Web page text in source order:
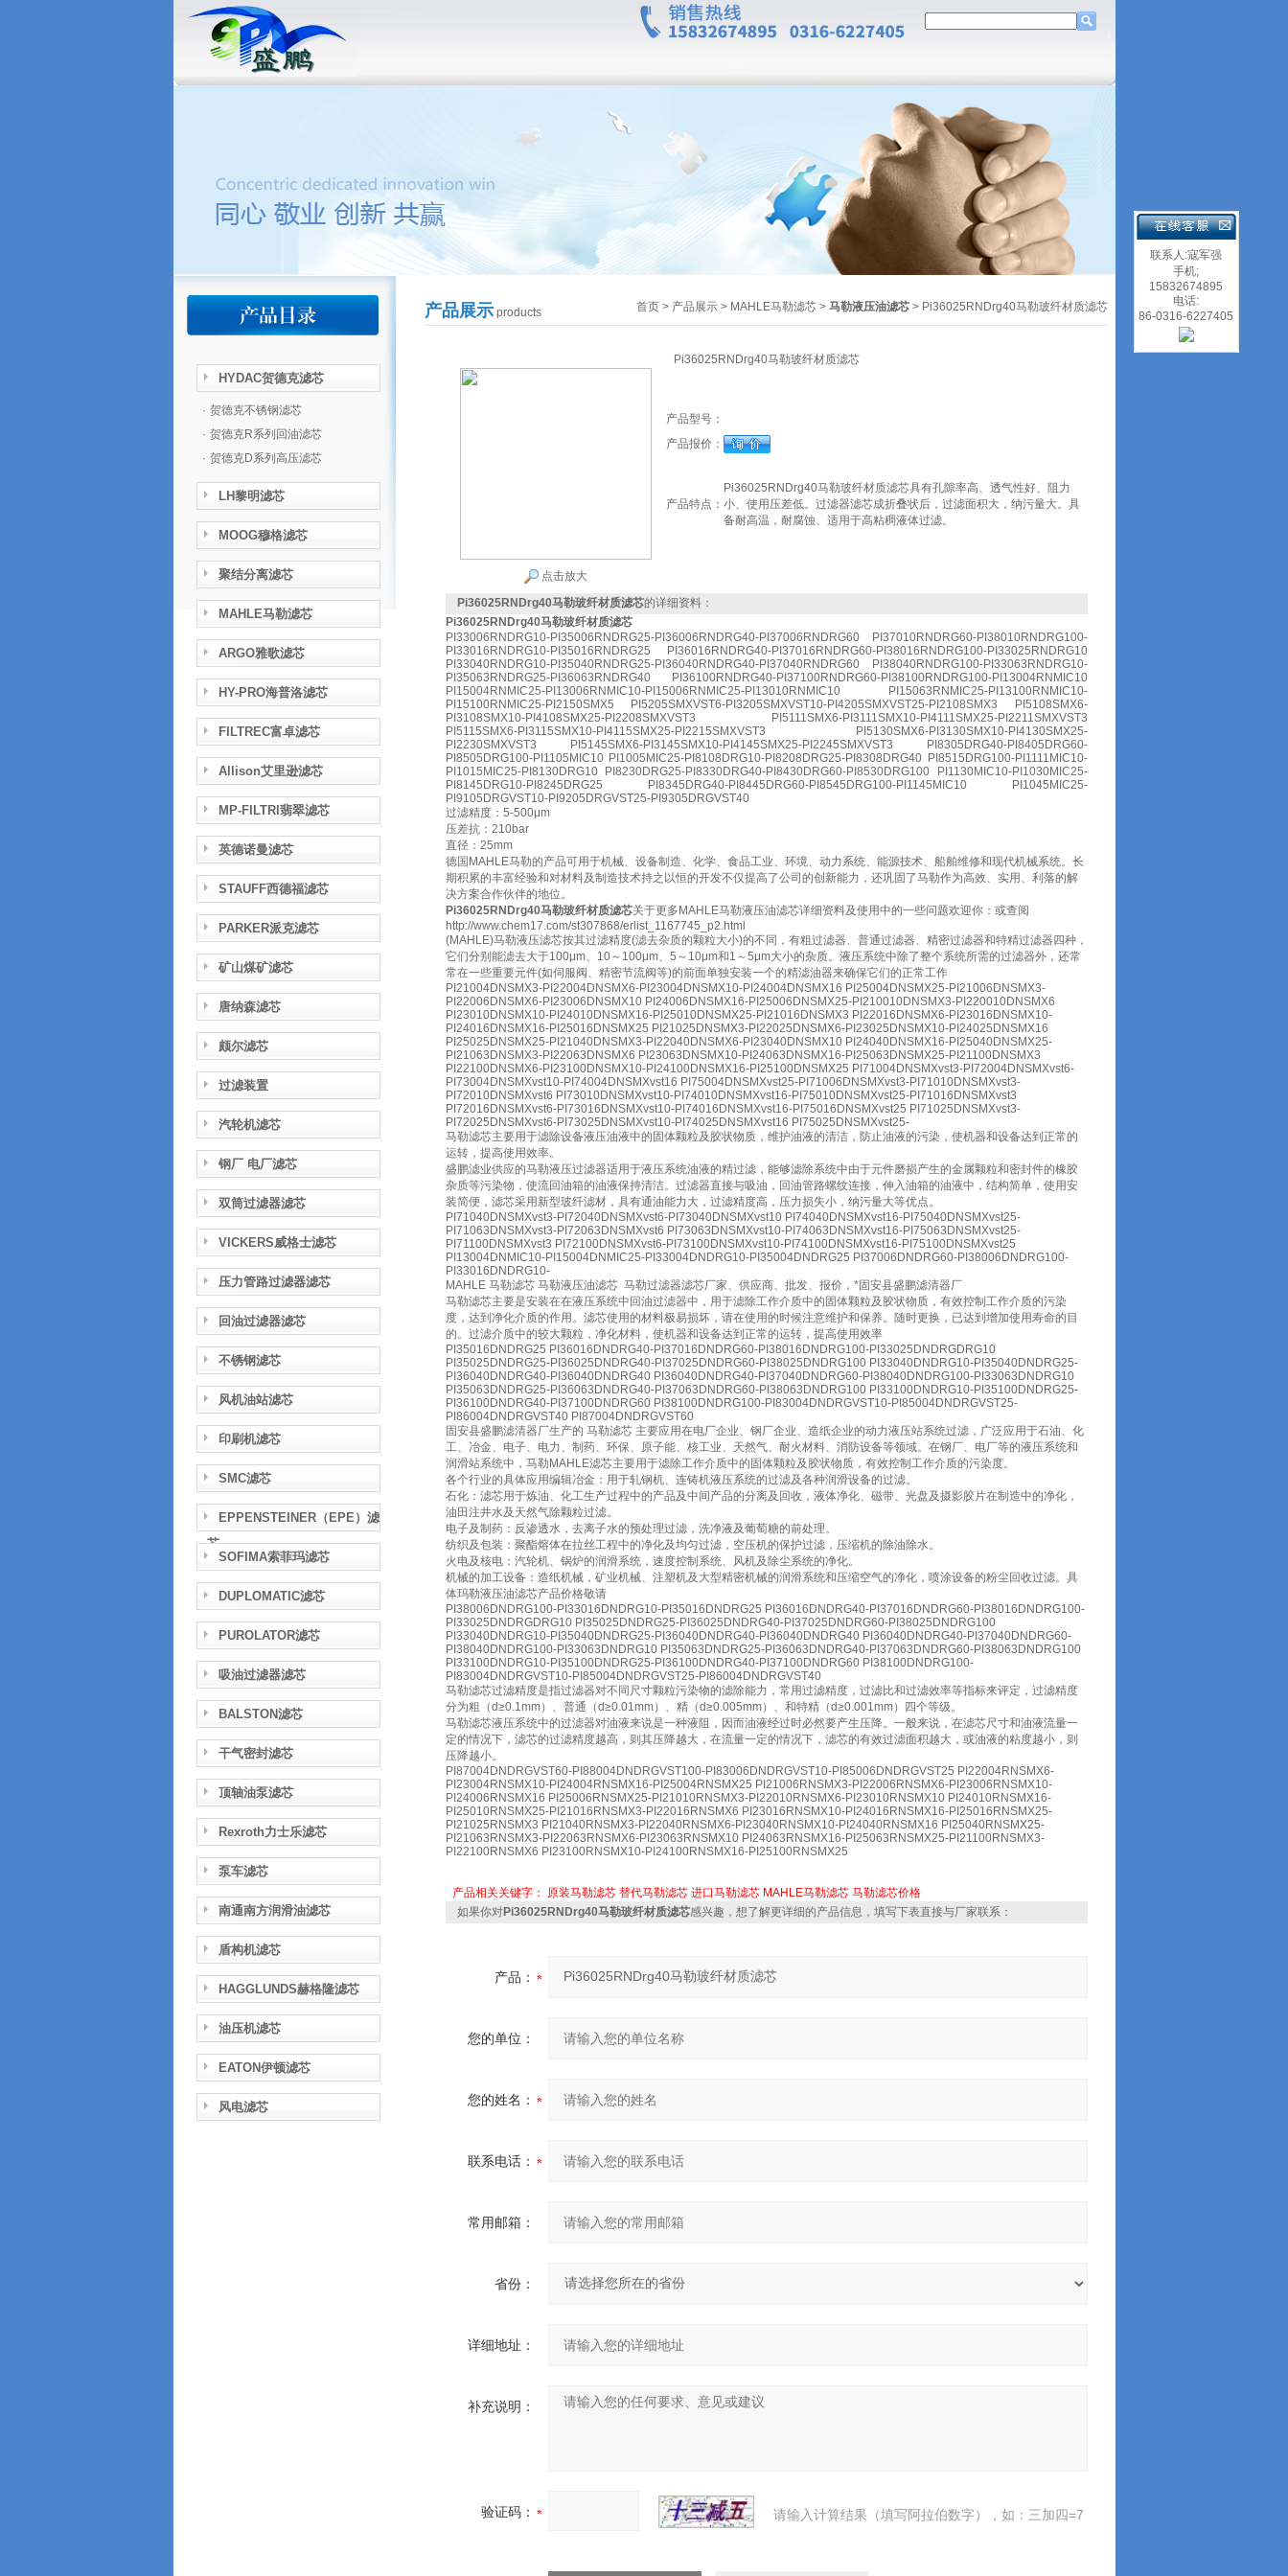
HYDAC贺德克滤芯
· 贺德克不锈钢滤芯
· 贺德克R系列回油滤芯
· 贺德克D系列高压滤芯
LH黎明滤芯
MOOG穆格滤芯
聚结分离滤芯
MAHLE马勒滤芯
ARGO雅歌滤芯
HY-PRO海普洛滤芯
FILTREC富卓滤芯
Allison艾里逊滤芯
MP-FILTRI翡翠滤芯
英德诺曼滤芯
STAUFF西德福滤芯
PARKER派克滤芯
矿山煤矿滤芯
唐纳森滤芯
颇尔滤芯
过滤装置
汽轮机滤芯
钢厂 电厂滤芯
双筒过滤器滤芯
VICKERS威格士滤芯
压力管路过滤器滤芯
回油过滤器滤芯
不锈钢滤芯
风机油站滤芯
印刷机滤芯
SMC滤芯
EPPENSTEINER（EPE）滤
芯
SOFIMA索菲玛滤芯
DUPLOMATIC滤芯
PUROLATOR滤芯
吸油过滤器滤芯
BALSTON滤芯
干气密封滤芯
顶轴油泵滤芯
Rexroth力士乐滤芯
泵车滤芯
南通南方润滑油滤芯
盾构机滤芯
HAGGLUNDS赫格隆滤芯
油压机滤芯
EATON伊顿滤芯
风电滤芯
产品展示 products 首页 > 产品展示 > MAHLE马勒滤芯 > 马勒液压油滤芯 > Pi36025RNDrg40马勒玻纤材质滤芯
Pi36025RNDrg40马勒玻纤材质滤芯
点击放大
产品型号：
产品报价：
产品特点：
Pi36025RNDrg40马勒玻纤材质滤芯具有孔隙率高、透气性好、阻力
小、使用压差低。过滤器滤芯成折叠状后，过滤面积大，纳污量大。具
备耐高温，耐腐蚀、适用于高粘稠液体过滤。
Pi36025RNDrg40马勒玻纤材质滤芯的详细资料：
Pi36025RNDrg40马勒玻纤材质滤芯
PI33006RNDRG10-PI35006RNDRG25-PI36006RNDRG40-PI37006RNDRG60 PI37010RNDRG60-PI38010RNDRG100-
PI33016RNDRG10-PI35016RNDRG25 PI36016RNDRG40-PI37016RNDRG60-PI38016RNDRG100-PI33025RNDRG10
PI33040RNDRG10-PI35040RNDRG25-PI36040RNDRG40-PI37040RNDRG60 PI38040RNDRG100-PI33063RNDRG10-
PI35063RNDRG25-PI36063RNDRG40 PI36100RNDRG40-PI37100RNDRG60-PI38100RNDRG100-PI13004RNMIC10
PI15004RNMIC25-PI13006RNMIC10-PI15006RNMIC25-PI13010RNMIC10 PI15063RNMIC25-PI13100RNMIC10-
PI15100RNMIC25-PI2150SMX5 PI5205SMXVST6-PI3205SMXVST10-PI4205SMXVST25-PI2108SMX3 PI5108SMX6-
PI3108SMX10-PI4108SMX25-PI2208SMXVST3 PI5111SMX6-PI3111SMX10-PI4111SMX25-PI2211SMXVST3
PI5115SMX6-PI3115SMX10-PI4115SMX25-PI2215SMXVST3 PI5130SMX6-PI3130SMX10-PI4130SMX25-
PI2230SMXVST3 PI5145SMX6-PI3145SMX10-PI4145SMX25-PI2245SMXVST3 PI8305DRG40-PI8405DRG60-
PI8505DRG100-PI1105MIC10 PI1005MIC25-PI8108DRG10-PI8208DRG25-PI8308DRG40 PI8515DRG100-PI1111MIC10-
PI1015MIC25-PI8130DRG10 PI8230DRG25-PI8330DRG40-PI8430DRG60-PI8530DRG100 PI1130MIC10-PI1030MIC25-
PI8145DRG10-PI8245DRG25 PI8345DRG40-PI8445DRG60-PI8545DRG100-PI1145MIC10 PI1045MIC25-
PI9105DRGVST10-PI9205DRGVST25-PI9305DRGVST40
过滤精度：5-500μm
压差抗：210bar
直径：25mm
德国MAHLE马勒的产品可用于机械、设备制造、化学、食品工业、环境、动力系统、能源技术、船舶维修和现代机械系统。长
期积累的丰富经验和对材料及制造技术持之以恒的开发不仅提高了公司的创新能力，还巩固了马勒作为高效、实用、利落的解
决方案合作伙伴的地位。
Pi36025RNDrg40马勒玻纤材质滤芯关于更多MAHLE马勒液压油滤芯详细资料及使用中的一些问题欢迎你：或查阅
http://www.chem17.com/st307868/erlist_1167745_p2.html
(MAHLE)马勒液压滤芯按其过滤精度(滤去杂质的颗粒大小)的不同，有粗过滤器、普通过滤器、精密过滤器和特精过滤器四种，
它们分别能滤去大于100μm、10～100μm、5～10μm和1～5μm大小的杂质。液压系统中除了整个系统所需的过滤器外，还常
常在一些重要元件(如伺服阀、精密节流阀等)的前面单独安装一个的精滤油器来确保它们的正常工作
PI21004DNSMX3-PI22004DNSMX6-PI23004DNSMX10-PI24004DNSMX16 PI25004DNSMX25-PI21006DNSMX3-
PI22006DNSMX6-PI23006DNSMX10 PI24006DNSMX16-PI25006DNSMX25-PI210010DNSMX3-PI220010DNSMX6
PI23010DNSMX10-PI24010DNSMX16-PI25010DNSMX25-PI21016DNSMX3 PI22016DNSMX6-PI23016DNSMX10-
PI24016DNSMX16-PI25016DNSMX25 PI21025DNSMX3-PI22025DNSMX6-PI23025DNSMX10-PI24025DNSMX16
PI25025DNSMX25-PI21040DNSMX3-PI22040DNSMX6-PI23040DNSMX10 PI24040DNSMX16-PI25040DNSMX25-
PI21063DNSMX3-PI22063DNSMX6 PI23063DNSMX10-PI24063DNSMX16-PI25063DNSMX25-PI21100DNSMX3
PI22100DNSMX6-PI23100DNSMX10-PI24100DNSMX16-PI25100DNSMX25 PI71004DNSMXvst3-PI72004DNSMXvst6-
PI73004DNSMXvst10-PI74004DNSMXvst16 PI75004DNSMXvst25-PI71006DNSMXvst3-PI71010DNSMXvst3-
PI72010DNSMXvst6 PI73010DNSMXvst10-PI74010DNSMXvst16-PI75010DNSMXvst25-PI71016DNSMXvst3
PI72016DNSMXvst6-PI73016DNSMXvst10-PI74016DNSMXvst16-PI75016DNSMXvst25 PI71025DNSMXvst3-
PI72025DNSMXvst6-PI73025DNSMXvst10-PI74025DNSMXvst16 PI75025DNSMXvst25-
马勒滤芯主要用于滤除设备液压油液中的固体颗粒及胶状物质，维护油液的清洁，防止油液的污染，使机器和设备达到正常的
运转，提高使用效率。
盛鹏滤业供应的马勒液压过滤器适用于液压系统油液的精过滤，能够滤除系统中由于元件磨损产生的金属颗粒和密封件的橡胶
杂质等污染物，使流回油箱的油液保持清洁。过滤器直接与吸油，回油管路螺纹连接，伸入油箱的油液中，结构简单，使用安
装简便，滤芯采用新型玻纤滤材，具有通油能力大，过滤精度高，压力损失小，纳污量大等优点。
PI71040DNSMXvst3-PI72040DNSMXvst6-PI73040DNSMXvst10 PI74040DNSMXvst16-PI75040DNSMXvst25-
PI71063DNSMXvst3-PI72063DNSMXvst6 PI73063DNSMXvst10-PI74063DNSMXvst16-PI75063DNSMXvst25-
PI71100DNSMXvst3 PI72100DNSMXvst6-PI73100DNSMXvst10-PI74100DNSMXvst16-PI75100DNSMXvst25
PI13004DNMIC10-PI15004DNMIC25-PI33004DNDRG10-PI35004DNDRG25 PI37006DNDRG60-PI38006DNDRG100-
PI33016DNDRG10-
MAHLE 马勒滤芯 马勒液压油滤芯 马勒过滤器滤芯厂家、供应商、批发、报价，*固安县盛鹏滤清器厂
马勒滤芯主要是安装在在液压系统中回油过滤器中，用于滤除工作介质中的固体颗粒及胶状物质，有效控制工作介质的污染
度，达到净化介质的作用。滤芯使用的材料极易损坏，请在使用的时候注意维护和保养。随时更换，已达到增加使用寿命的目
的。过滤介质中的较大颗粒，净化材料，使机器和设备达到正常的运转，提高使用效率
PI35016DNDRG25 PI36016DNDRG40-PI37016DNDRG60-PI38016DNDRG100-PI33025DNDRGDRG10
PI35025DNDRG25-PI36025DNDRG40-PI37025DNDRG60-PI38025DNDRG100 PI33040DNDRG10-PI35040DNDRG25-
PI36040DNDRG40-PI36040DNDRG40 PI36040DNDRG40-PI37040DNDRG60-PI38040DNDRG100-PI33063DNDRG10
PI35063DNDRG25-PI36063DNDRG40-PI37063DNDRG60-PI38063DNDRG100 PI33100DNDRG10-PI35100DNDRG25-
PI36100DNDRG40-PI37100DNDRG60 PI38100DNDRG100-PI83004DNDRGVST10-PI85004DNDRGVST25-
PI86004DNDRGVST40 PI87004DNDRGVST60
固安县盛鹏滤清器厂生产的 马勒滤芯 主要应用在电厂企业、钢厂企业、造纸企业的动力液压站系统过滤，广泛应用于石油、化
工、冶金、电子、电力、制药、环保、原子能、核工业、天然气、耐火材料、消防设备等领域。在钢厂、电厂等的液压系统和
润滑站系统中，马勒MAHLE滤芯主要用于滤除工作介质中的固体颗粒及胶状物质，有效控制工作介质的污染度。
各个行业的具体应用编辑冶金：用于轧钢机、连铸机液压系统的过滤及各种润滑设备的过滤。
石化：滤芯用于炼油、化工生产过程中的产品及中间产品的分离及回收，液体净化、磁带、光盘及摄影胶片在制造中的净化，
油田注井水及天然气除颗粒过滤。
电子及制药：反渗透水，去离子水的预处理过滤，洗净液及葡萄糖的前处理。
纺织及包装：聚酯熔体在拉丝工程中的净化及均匀过滤，空压机的保护过滤，压缩机的除油除水。
火电及核电：汽轮机、锅炉的润滑系统，速度控制系统、风机及除尘系统的净化。
机械的加工设备：造纸机械，矿业机械、注塑机及大型精密机械的润滑系统和压缩空气的净化，喷涂设备的粉尘回收过滤。具
体玛勒液压油滤芯产品价格敬请
PI38006DNDRG100-PI33016DNDRG10-PI35016DNDRG25 PI36016DNDRG40-PI37016DNDRG60-PI38016DNDRG100-
PI33025DNDRGDRG10 PI35025DNDRG25-PI36025DNDRG40-PI37025DNDRG60-PI38025DNDRG100
PI33040DNDRG10-PI35040DNDRG25-PI36040DNDRG40-PI36040DNDRG40 PI36040DNDRG40-PI37040DNDRG60-
PI38040DNDRG100-PI33063DNDRG10 PI35063DNDRG25-PI36063DNDRG40-PI37063DNDRG60-PI38063DNDRG100
PI33100DNDRG10-PI35100DNDRG25-PI36100DNDRG40-PI37100DNDRG60 PI38100DNDRG100-
PI83004DNDRGVST10-PI85004DNDRGVST25-PI86004DNDRGVST40
马勒滤芯过滤精度是指过滤器对不同尺寸颗粒污染物的滤除能力，常用过滤精度，过滤比和过滤效率等指标来评定，过滤精度
分为粗（d≥0.1mm）、普通（d≥0.01mm）、精（d≥0.005mm）、和特精（d≥0.001mm）四个等级。
马勒滤芯液压系统中的过滤器对油液来说是一种液阻，因而油液经过时必然要产生压降。一般来说，在滤芯尺寸和油液流量一
定的情况下，滤芯的过滤精度越高，则其压降越大，在流量一定的情况下，滤芯的有效过滤面积越大，或油液的粘度越小，则
压降越小。
PI87004DNDRGVST60-PI88004DNDRGVST100-PI83006DNDRGVST10-PI85006DNDRGVST25 PI22004RNSMX6-
PI23004RNSMX10-PI24004RNSMX16-PI25004RNSMX25 PI21006RNSMX3-PI22006RNSMX6-PI23006RNSMX10-
PI24006RNSMX16 PI25006RNSMX25-PI21010RNSMX3-PI22010RNSMX6-PI23010RNSMX10 PI24010RNSMX16-
PI25010RNSMX25-PI21016RNSMX3-PI22016RNSMX6 PI23016RNSMX10-PI24016RNSMX16-PI25016RNSMX25-
PI21025RNSMX3 PI21040RNSMX3-PI22040RNSMX6-PI23040RNSMX10-PI24040RNSMX16 PI25040RNSMX25-
PI21063RNSMX3-PI22063RNSMX6-PI23063RNSMX10 PI24063RNSMX16-PI25063RNSMX25-PI21100RNSMX3-
PI22100RNSMX6 PI23100RNSMX10-PI24100RNSMX16-PI25100RNSMX25
产品相关关键字： 原装马勒滤芯 替代马勒滤芯 进口马勒滤芯 MAHLE马勒滤芯 马勒滤芯价格
如果你对Pi36025RNDrg40马勒玻纤材质滤芯感兴趣，想了解更详细的产品信息，填写下表直接与厂家联系：
产品：
您的单位：
您的姓名：
联系电话：
常用邮箱：
省份：
详细地址：
补充说明：
验证码： 请输入计算结果（填写阿拉伯数字），如：三加四=7
联系人:寇军强
手机;
15832674895
电话:
86-0316-6227405